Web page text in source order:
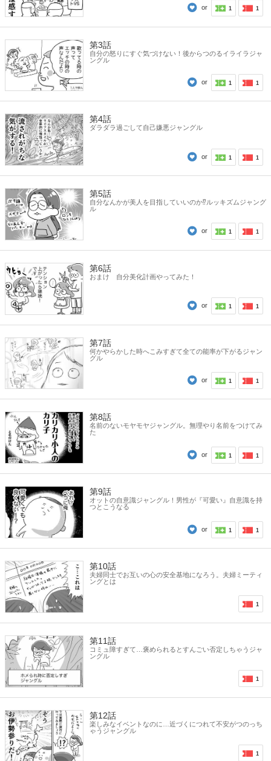
or 1 1
第3話
自分の怒りにすぐ気づけない！後からつのるイライラジャ
ングル
or 1 1
第4話
ダラダラ過ごして自己嫌悪ジャングル
or 1 1
第5話
自分なんかが美人を目指していいのか⁉ルッキズムジャング
ル
or 1 1
第6話
おまけ 自分美化計画やってみた！
or 1 1
第7話
何かやらかした時へこみすぎて全ての能率が下がるジャン
グル
or 1 1
第8話
名前のないモヤモヤジャングル。無理やり名前をつけてみ
た
or 1 1
第9話
オットの自意識ジャングル！男性が『可愛い』自意識を持
つとこうなる
or 1 1
第10話
夫婦同士でお互いの心の安全基地になろう。夫婦ミーティ
ングとは
1
第11話
コミュ障すぎて…褒められるとすんごい否定しちゃうジャ
ングル
1
第12話
楽しみなイベントなのに…近づくにつれて不安がつのっち
ゃうジャングル
1